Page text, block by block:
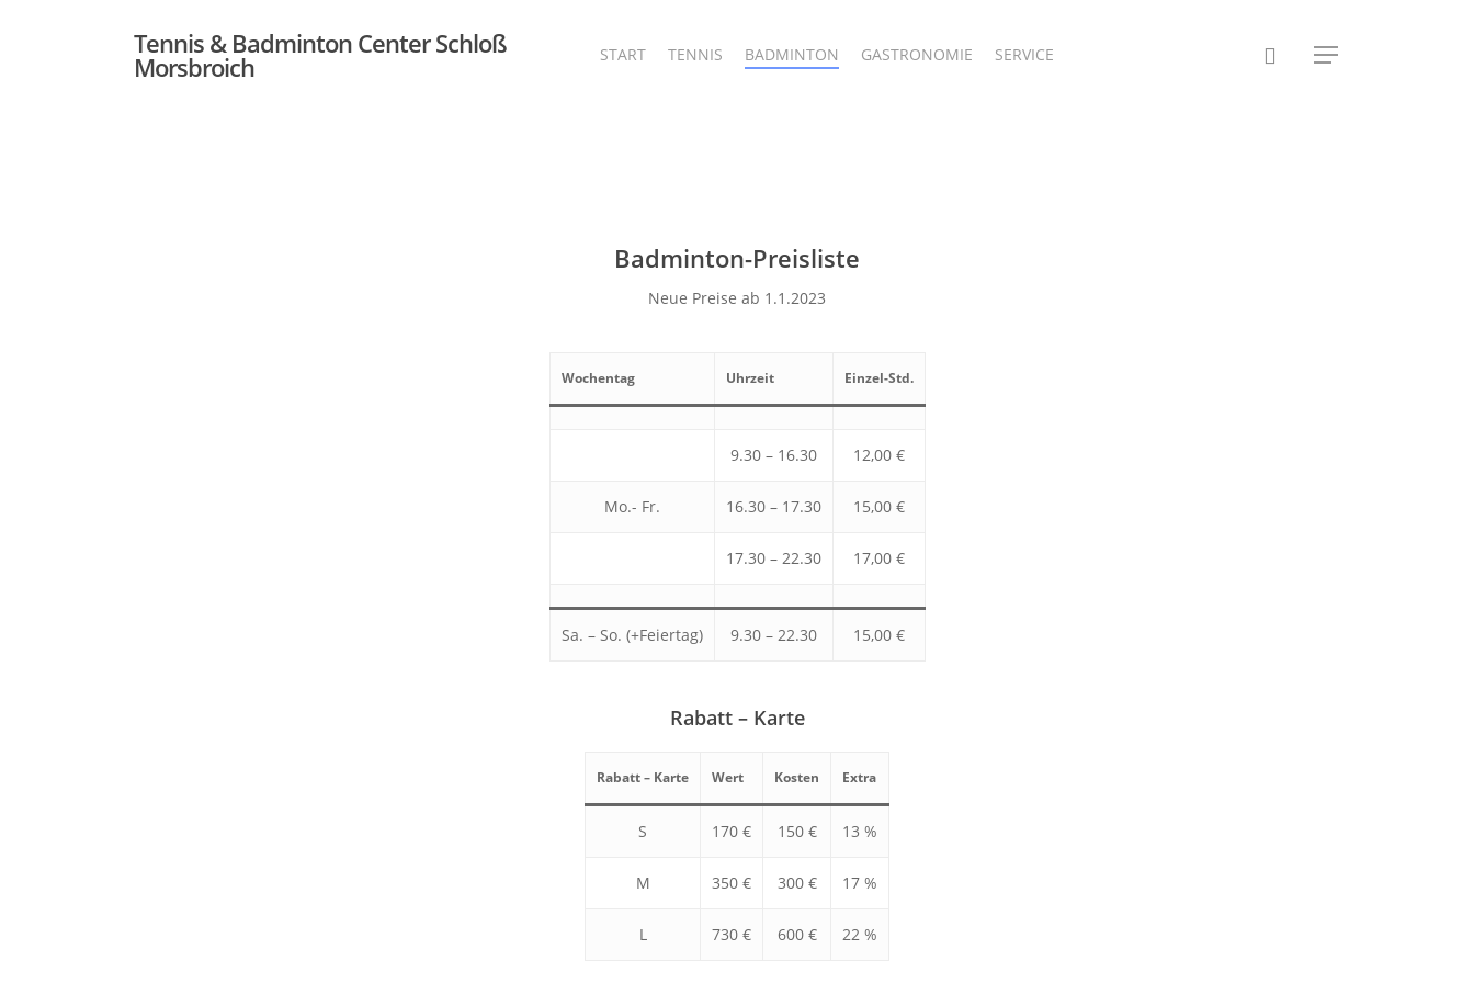
Tennis & Badminton Center Schloß
Morsbroich START TENNIS BADMINTON GASTRONOMIE SERVICE
Badminton-Preisliste
Neue Preise ab 1.1.2023
Wochentag Uhrzeit Einzel-Std.
9.30 – 16.30 12,00 €
Mo.- Fr. 16.30 – 17.30 15,00 €
17.30 – 22.30 17,00 €
Sa. – So. (+Feiertag) 9.30 – 22.30 15,00 €
Rabatt – Karte
Rabatt – Karte Wert Kosten Extra
S 170 € 150 € 13 %
M 350 € 300 € 17 %
L 730 € 600 € 22 %